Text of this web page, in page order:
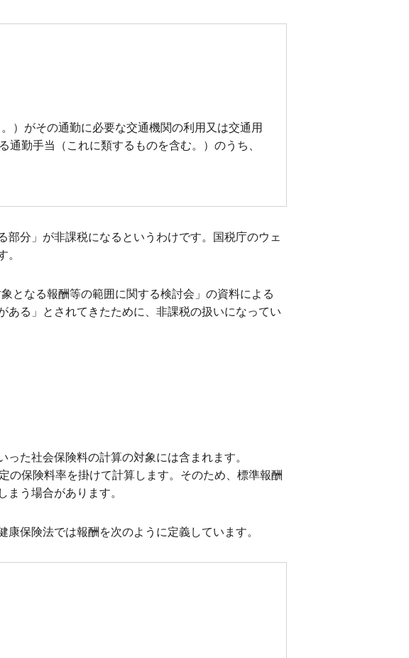
）がその通勤に必要な交通機関の利用又は交通用
勤手当（これに類するものを含む。）のうち、
分」が非課税になるというわけです。国税庁のウェ
。
となる報酬等の範囲に関する検討会」の資料による
ある」とされてきたために、非課税の扱いになってい
た社会保険料の計算の対象には含まれます。
の保険料率を掛けて計算します。そのため、標準報酬
う場合があります。
保険法では報酬を次のように定義しています。